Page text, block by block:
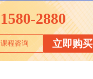
1580-2880
课程咨询 立即购买